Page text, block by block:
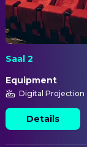
Saal 2
Equipment
Digital Projection
Details